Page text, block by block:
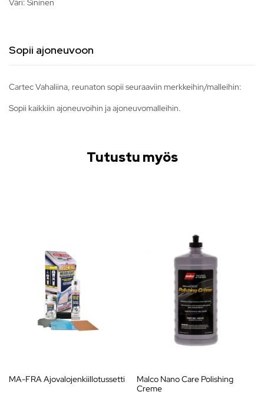
Väri: Sininen
Sopii ajoneuvoon
Cartec Vahaliina, reunaton sopii seuraaviin merkkeihin/malleihin:
Sopii kaikkiin ajoneuvoihin ja ajoneuvomalleihin.
Tutustu myös
MA-FRA Ajovalojenkiillotussetti
Malco Nano Care Polishing
Creme